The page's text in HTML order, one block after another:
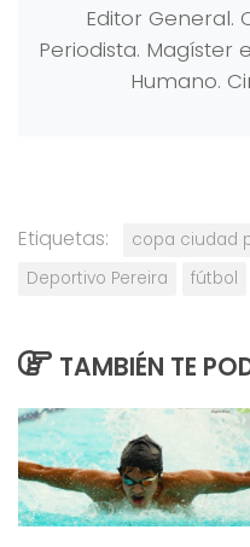
Editor General.
Periodista. Magíster
Humano.
Etiquetas: copa ciudad
Deportivo Pereira
fútbol
TAMBIÉN TE